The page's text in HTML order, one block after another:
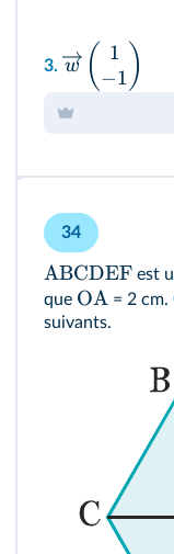
3. w (
1
−1 )
34
ABCDEF est
que OA = 2 cm.
suivants.